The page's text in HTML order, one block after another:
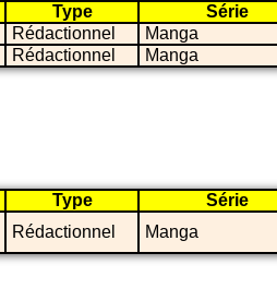
Type Série
Rédactionnel Manga
Rédactionnel Manga
Type Série
Rédactionnel Manga